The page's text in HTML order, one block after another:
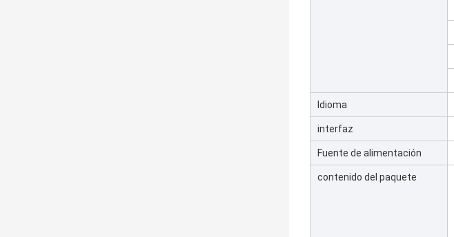
Idioma
interfaz
Fuente de alimentación
contenido del paquete